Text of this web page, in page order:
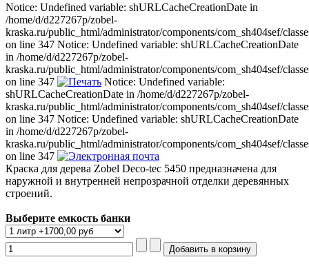
Notice: Undefined variable: shURLCacheCreationDate in
/home/d/d227267p/zobel-
kraska.ru/public_html/administrator/components/com_sh404sef/
on line 347 Notice: Undefined variable: shURLCacheCreationDate
in /home/d/d227267p/zobel-
kraska.ru/public_html/administrator/components/com_sh404sef/
on line 347
Notice: Undefined variable:
shURLCacheCreationDate in /home/d/d227267p/zobel-
kraska.ru/public_html/administrator/components/com_sh404sef/
on line 347 Notice: Undefined variable: shURLCacheCreationDate
in /home/d/d227267p/zobel-
kraska.ru/public_html/administrator/components/com_sh404sef/
on line 347
Краска для дерева Zobel Deco-tec 5450 предназначена для
наружной и внутренней непрозрачной отделки деревянных
строений.
Выберите емкость банки